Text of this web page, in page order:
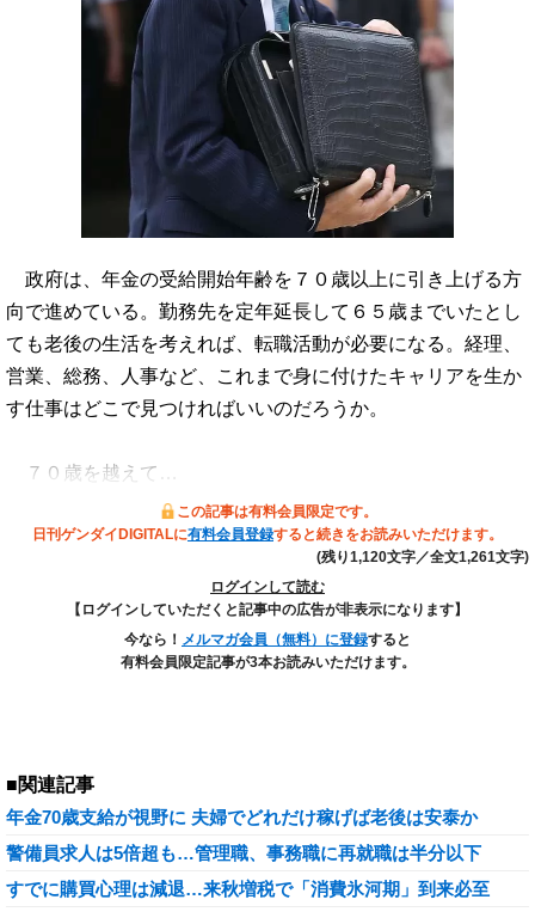
政府は、年金の受給開始年齢を７０歳以上に引き上げる方
向で進めている。勤務先を定年延長して６５歳までいたとし
ても老後の生活を考えれば、転職活動が必要になる。経理、
営業、総務、人事など、これまで身に付けたキャリアを生か
す仕事はどこで見つければいいのだろうか。
７０歳を越えて…
この記事は有料会員限定です。
日刊ゲンダイDIGITALに有料会員登録すると続きをお読みいただけます。
(残り1,120文字／全文1,261文字)
ログインして読む
【ログインしていただくと記事中の広告が非表示になります】
今なら！ メルマガ会員（無料）に登録すると
有料会員限定記事が3本お読みいただけます。
■関連記事
年金70歳支給が視野に 夫婦でどれだけ稼げば老後は安泰か
警備員求人は5倍超も…管理職、事務職に再就職は半分以下
すでに購買心理は減退…来秋増税で「消費氷河期」到来必至